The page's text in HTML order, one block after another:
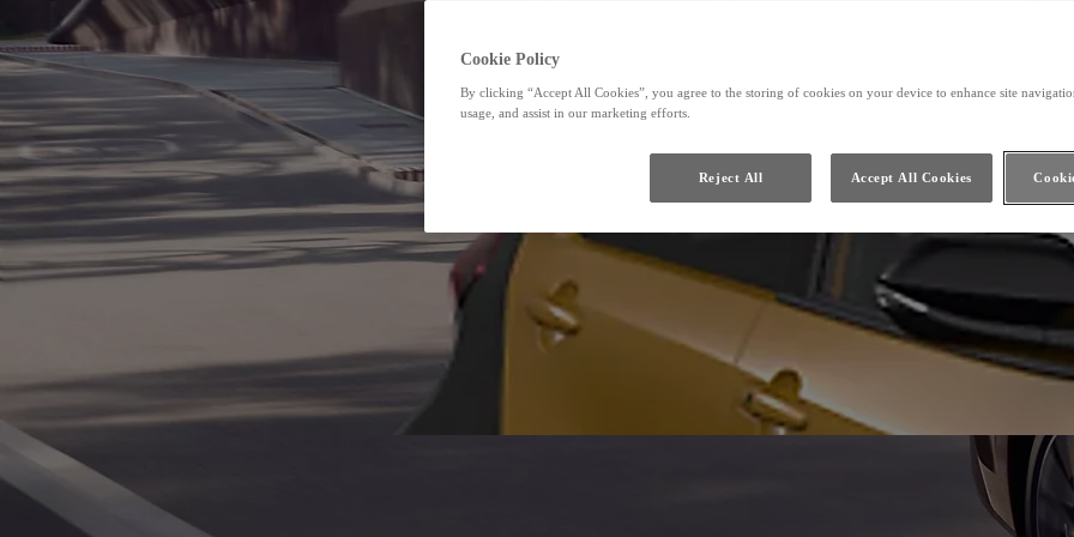
Cookie Policy
By clicking “Accept All Cookies”, you agree to the storing of cookies on your device to enhance site
usage, and assist in our marketing efforts.
Reject All Accept All Cookies